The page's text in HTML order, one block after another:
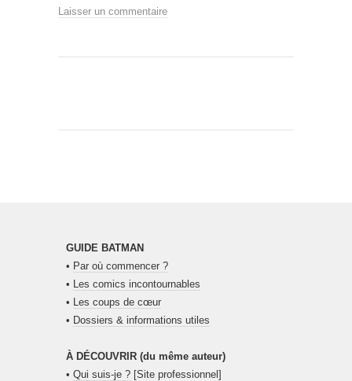
Laisser un commentaire
GUIDE BATMAN
• Par où commencer ?
•
Les comics incontournables
•
Les coups de cœur
• Dossiers & informations utiles
À DÉCOUVRIR (du même auteur)
• Qui suis-je ? [Site professionnel]